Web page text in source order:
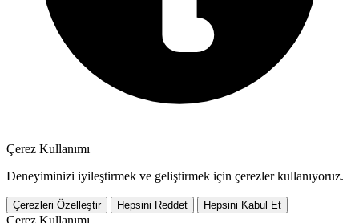
Çerez Kullanımı
Deneyiminizi iyileştirmek ve geliştirmek için çerezler kullanıyoruz.
Çerezleri Özelleştir Hepsini Reddet Hepsini Kabul Et
Çerez Kullanımı